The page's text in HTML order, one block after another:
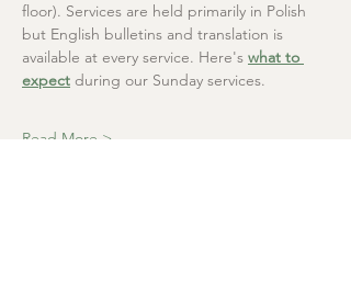
floor). Services are held primarily in Polish
but English bulletins and translation is
available at every service. Here's what to
expect during our Sunday services.
Read More >